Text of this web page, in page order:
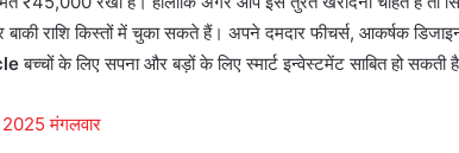
राशि किस्तों में चुका सकते हैं। अपने दमदार फीचर्स, आकर्षक
बच्चों के लिए सपना और बड़ों के लिए स्मार्ट इन्वेस्टमेंट साबित हो सकती
मंगलवार